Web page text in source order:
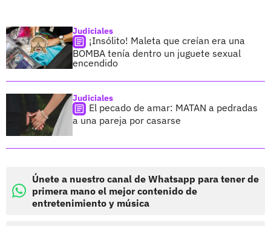
Judiciales
¡Insólito! Maleta que creían era una
BOMBA tenía dentro un juguete sexual
encendido
Judiciales
El pecado de amar: MATAN a pedradas
a una pareja por casarse
Únete a nuestro canal de Whatsapp para tener de
primera mano el mejor contenido de
entretenimiento y música